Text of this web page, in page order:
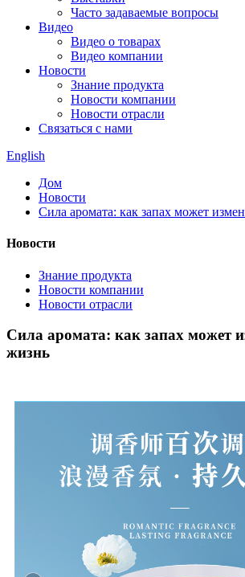
Часто задаваемые вопросы
Видео
Видео о товарах
Видео компании
Новости
Знание продукта
Новости компании
Новости отрасли
Связаться с нами
English
Дом
Новости
Сила аромата: как запах может
Новости
Знание продукта
Новости компании
Новости отрасли
Сила аромата: как запах может
жизнь